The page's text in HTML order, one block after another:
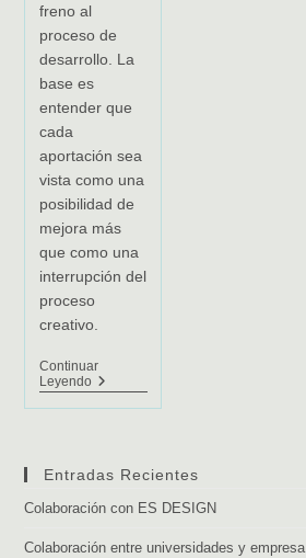
freno al
proceso de
desarrollo. La
base es
entender que
cada
aportación sea
vista como una
posibilidad de
mejora más
que como una
interrupción del
proceso
creativo.
Continuar
LeyendoDesign
Trabajo
Entradas Recientes
Colaboración con ES DESIGN
Colaboración entre universidades y empresa